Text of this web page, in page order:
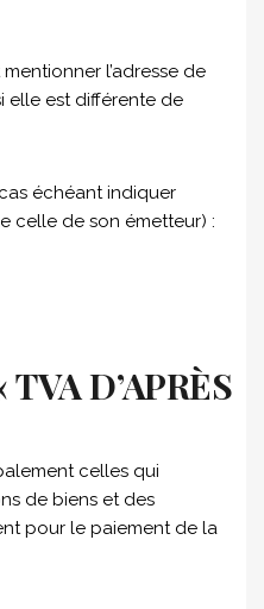
l’adresse de
elle est différente de
échéant indiquer
celle de son émetteur) :
D’APRÈS
celles qui
de biens et des
pour le paiement de la